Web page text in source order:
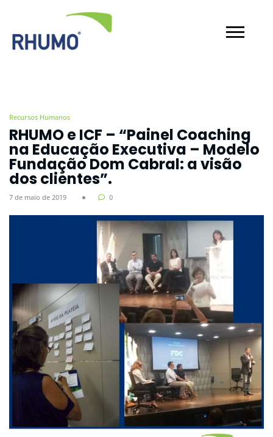
Recursos Humanos
RHUMO e ICF – “Painel Coaching
na Educação Executiva – Modelo
Fundação Dom Cabral: a visão
dos clientes”.
7 de maio de 2019 0